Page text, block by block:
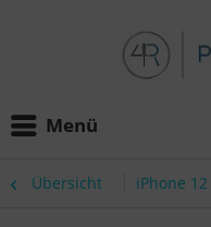
Menü
Übersicht iPhone